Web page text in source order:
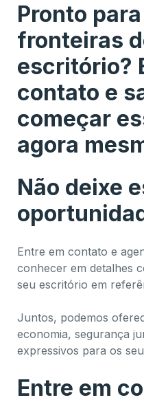
Pronto
fronteiras
escritório?
contato e
começar
agora
Não deixe
Entre em contato e
conhecer em detalhes
seu escritório em
Juntos, podemos
economia, segurança
expressivos para os
Entre em